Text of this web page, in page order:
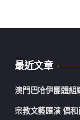
最近文章
澳門巴哈伊團體組
宗教文藝匯演 倡